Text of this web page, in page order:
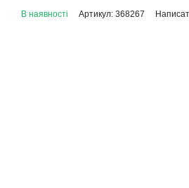
В наявності Артикул: 368267